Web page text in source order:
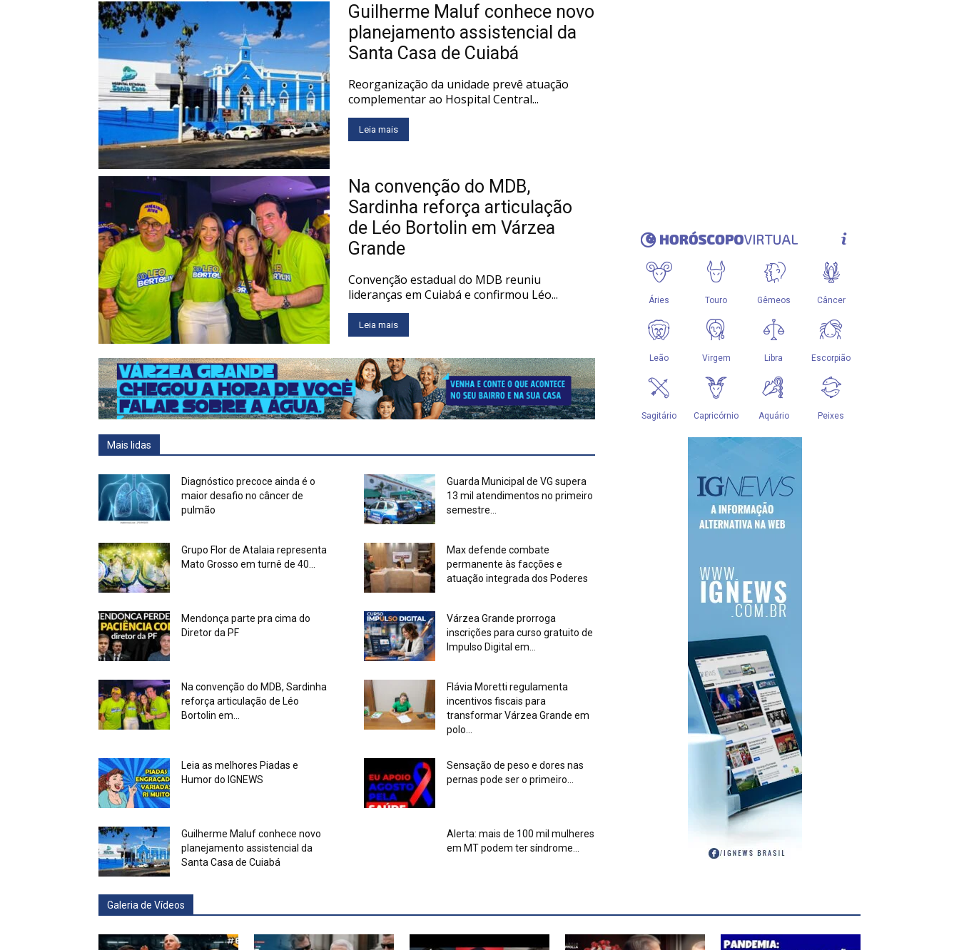
Guilherme Maluf conhece novo
planejamento assistencial da
Santa Casa de Cuiabá
Reorganização da unidade prevê atuação
complementar ao Hospital Central...
Leia mais
Na convenção do MDB,
Sardinha reforça articulação
de Léo Bortolin em Várzea
Grande
Convenção estadual do MDB reuniu
lideranças em Cuiabá e confirmou Léo...
Leia mais
Mais lidas
Diagnóstico precoce ainda é o
maior desafio no câncer de
pulmão
Guarda Municipal de VG supera
13 mil atendimentos no primeiro
semestre...
Grupo Flor de Atalaia representa
Mato Grosso em turnê de 40...
Max defende combate
permanente às facções e
atuação integrada dos Poderes
Mendonça parte pra cima do
Diretor da PF
Várzea Grande prorroga
inscrições para curso gratuito de
Impulso Digital em...
Na convenção do MDB, Sardinha
reforça articulação de Léo
Bortolin em...
Flávia Moretti regulamenta
incentivos fiscais para
transformar Várzea Grande em
polo...
Leia as melhores Piadas e
Humor do IGNEWS
Sensação de peso e dores nas
pernas pode ser o primeiro...
Guilherme Maluf conhece novo
planejamento assistencial da
Santa Casa de Cuiabá
Alerta: mais de 100 mil mulheres
em MT podem ter síndrome...
Galeria de Vídeos